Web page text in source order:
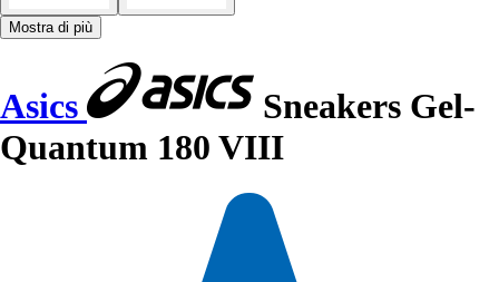
Mostra di più
Asics
Sneakers Gel-
Quantum 180 VIII